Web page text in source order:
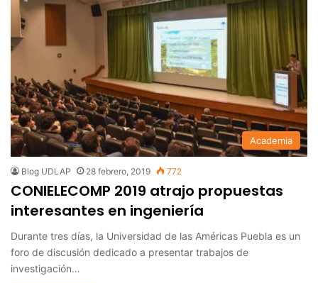
Academia
Blog UDLAP 28 febrero, 2019 772
CONIELECOMP 2019 atrajo propuestas
interesantes en ingeniería
Durante tres días, la Universidad de las Américas Puebla es un
foro de discusión dedicado a presentar trabajos de
investigación…